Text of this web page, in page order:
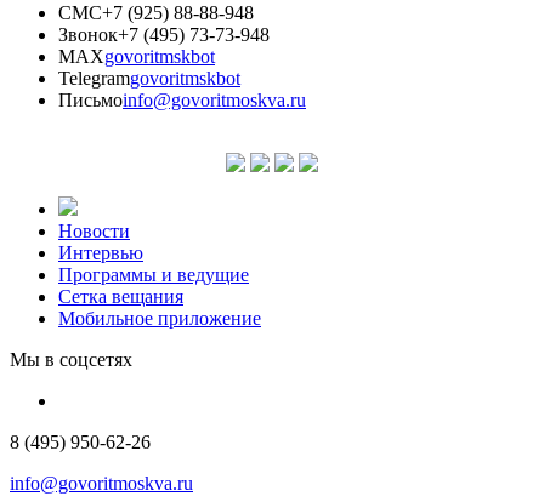
СМС+7 (925) 88-88-948
Звонок+7 (495) 73-73-948
MAXgovoritmskbot
Telegramgovoritmskbot
Письмоinfo@govoritmoskva.ru
Новости
Интервью
Программы и ведущие
Сетка вещания
Мобильное приложение
Мы в соцсетях
8 (495) 950-62-26
info@govoritmoskva.ru